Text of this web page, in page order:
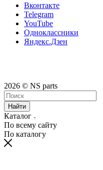
Вконтакте
Telegram
YouTube
Одноклассники
Яндекс.Дзен
2026 © NS parts
Найти
Каталог
По всему сайту
По каталогу